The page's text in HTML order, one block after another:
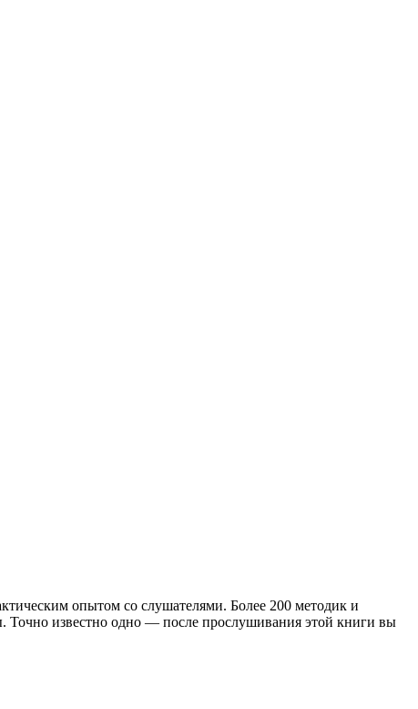
опытом со слушателями. Более 200 методик и
Точно известно одно — после прослушивания этой книги вы